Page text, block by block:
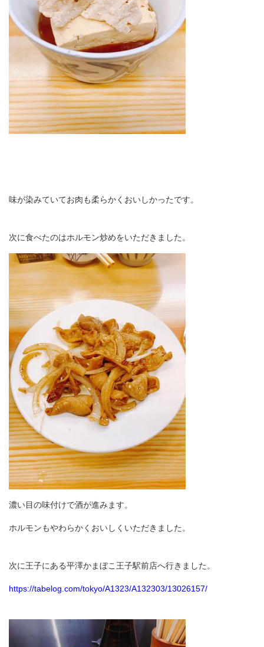
味が染みていてお肉も柔らかくおいしかったです。
次に食べたのはホルモン炒めをいただきました。
濃い目の味付けで酒が進みます。
ホルモンもやわらかくおいしくいただきました。
次に王子にある平澤かまぼこ王子駅前店へ行きました。
https://tabelog.com/tokyo/A1323/A132303/13026157/